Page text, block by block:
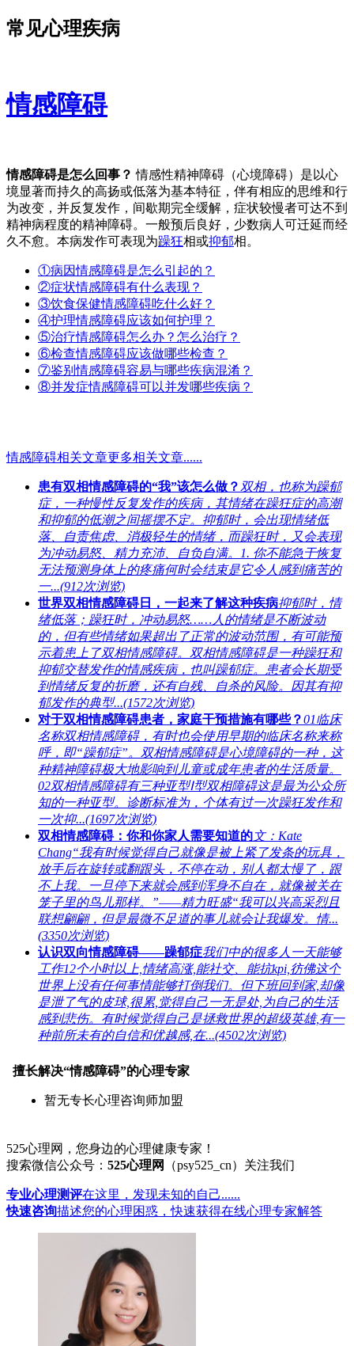
常见心理疾病
情感障碍
情感障碍是怎么回事？情感性精神障碍（心境障碍）是以心
境显著而持久的高扬或低落为基本特征，伴有相应的思维和行
为改变，并反复发作，间歇期完全缓解，症状较慢者可达不到
精神病程度的精神障碍。一般预后良好，少数病人可迁延而经
久不愈。本病发作可表现为躁狂相或抑郁相。
①病因情感障碍是怎么引起的？
②症状情感障碍有什么表现？
③饮食保健情感障碍吃什么好？
④护理情感障碍应该如何护理？
⑤治疗情感障碍怎么办？怎么治疗？
⑥检查情感障碍应该做哪些检查？
⑦鉴别情感障碍容易与哪些疾病混淆？
⑧并发症情感障碍可以并发哪些疾病？
情感障碍相关文章更多相关文章......
患有双相情感障碍的“我”该怎么做？ 双相，也称为躁郁
症，一种慢性反复发作的疾病，其情绪在躁狂症的高潮
和抑郁的低潮之间摇摆不定。抑郁时，会出现情绪低
落、自责焦虑、消极轻生的情绪，而躁狂时，又会表现
为冲动易怒、精力充沛、自负自满。1. 你不能急于恢复
无法预测身体上的疼痛何时会结束是它令人感到痛苦的
一...(912次浏览)
世界双相情感障碍日，一起来了解这种疾病抑郁时，情
绪低落；躁狂时，冲动易怒……人的情绪是不断波动
的，但有些情绪如果超出了正常的波动范围，有可能预
示着患上了双相情感障碍。双相情感障碍是一种躁狂和
抑郁交替发作的情感疾病，也叫躁郁症。患者会长期受
到情绪反复的折磨，还有自残、自杀的风险。因其有抑
郁发作的典型...(1572次浏览)
对于双相情感障碍患者，家庭干预措施有哪些？01临床
名称双相情感障碍，有时也会使用早期的临床名称来称
呼，即“躁郁症”。双相情感障碍是心境障碍的一种，这
种精神障碍极大地影响到儿童或成年患者的生活质量。
02双相情感障碍有三种亚型Ⅰ型双相障碍这是最为公众所
知的一种亚型。诊断标准为，个体有过一次躁狂发作和
一次抑...(1697次浏览)
双相情感障碍：你和你家人需要知道的文：Kate
Chang“我有时候觉得自己就像是被上紧了发条的玩具，
放手后在旋转或翻跟头，不停在动，别人都太慢了，跟
不上我。一旦停下来就会感到浑身不自在，就像被关在
笼子里的鸟儿那样。”——精力旺盛“我可以兴高采烈且
联想翩翩，但是最微不足道的事儿就会让我爆发。情...
(3350次浏览)
认识双向情感障碍——躁郁症我们中的很多人一天能够
工作12个小时以上,情绪高涨,能社交、能抗kpi,彷佛这个
世界上没有任何事情能够打倒我们。但下班回到家,却像
是泄了气的皮球,很累,觉得自己一无是处,为自己的生活
感到悲伤。有时候觉得自己是拯救世界的超级英雄,有一
种前所未有的自信和优越感,在...(4502次浏览)
擅长解决“情感障碍”的心理专家
暂无专长心理咨询师加盟
525心理网，您身边的心理健康专家！
搜索微信公众号： 525心理网 （psy525_cn）关注我们
专业心理测评在这里，发现未知的自己......
快速咨询描述您的心理困惑，快速获得在线心理专家解答